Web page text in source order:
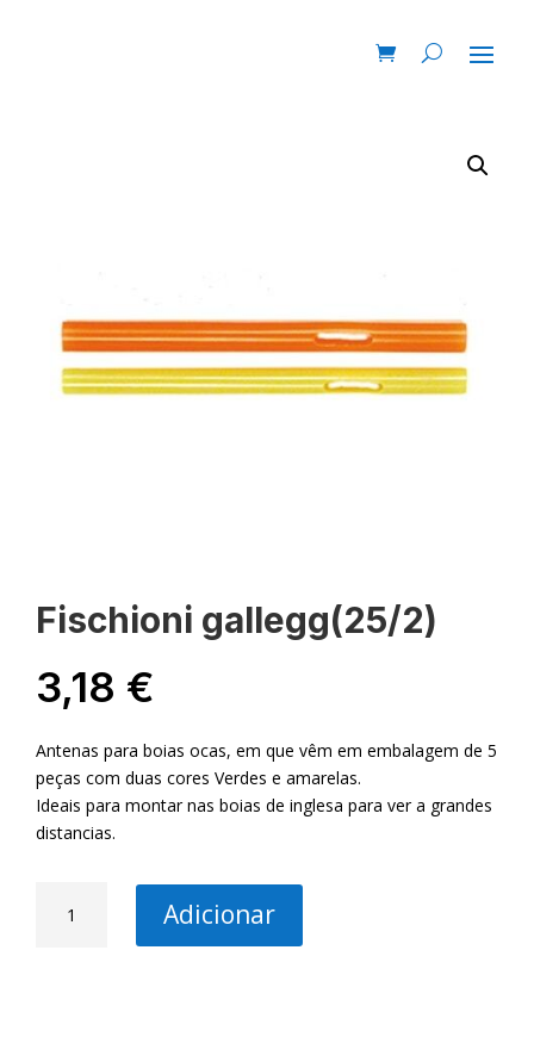
Fischioni gallegg(25/2)
3,18 €
Antenas para boias ocas, em que vêm em embalagem de 5
peças com duas cores Verdes e amarelas.
Ideais para montar nas boias de inglesa para ver a grandes
distancias.
Adicionar